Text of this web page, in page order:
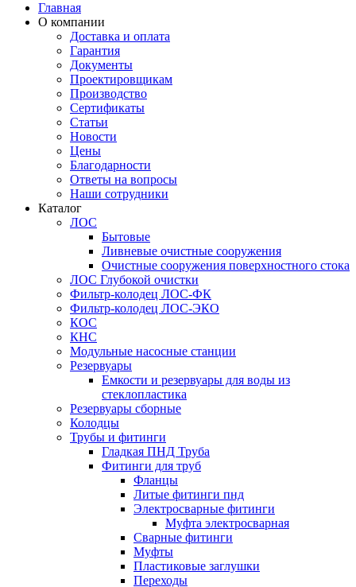
Главная
О компании
Доставка и оплата
Гарантия
Документы
Проектировщикам
Производство
Сертификаты
Статьи
Новости
Цены
Благодарности
Ответы на вопросы
Наши сотрудники
Каталог
ЛОС
Бытовые
Ливневые очистные сооружения
Очистные сооружения поверхностного стока
ЛОС Глубокой очистки
Фильтр-колодец ЛОС-ФК
Фильтр-колодец ЛОС-ЭКО
КОС
КНС
Модульные насосные станции
Резервуары
Емкости и резервуары для воды из
стеклопластика
Резервуары сборные
Колодцы
Трубы и фитинги
Гладкая ПНД Труба
Фитинги для труб
Фланцы
Литые фитинги пнд
Электросварные фитинги
Муфта электросварная
Сварные фитинги
Муфты
Пластиковые заглушки
Переходы